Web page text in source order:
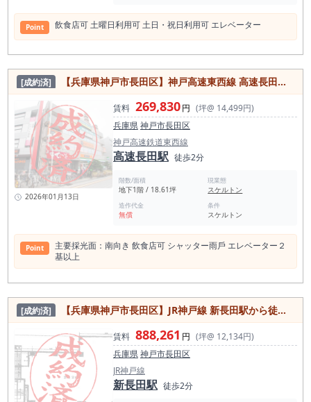
Point 飲⾷店可 ⼟曜⽇利⽤可 ⼟⽇・祝⽇利⽤可 エレベーター
[成約済] 【兵庫県神戸市長田区】神戸高速東西線 高速長田駅から徒歩2分／飲食店可／シャッター雨戸／エレベーター２基以上／約18.61坪
2026年01月13日
賃料 269,830円 (坪@ 14,499円)
兵庫県神戸市長田区
神戸高速鉄道東西線
高速長田駅 徒歩2分
階数/面積
地下1階 / 18.61坪
現業態
スケルトン
造作代金
無償
条件
スケルトン
Point
主要採光⾯：南向き 飲⾷店可 シャッター⾬⼾ エレベーター２
基以上
[成約済] 【兵庫県神戸市長田区】JR神戸線 新長田駅から徒歩2分／飲食店可／1フロア1テナント／スケルトン／約73.2坪
賃料 888,261 円 (坪@ 12,134円)
兵庫県神戸市長田区
JR神戸線
新長田駅 徒歩2分